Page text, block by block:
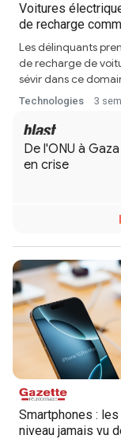
Voitures
de recharge
Les délinquants
de recharge de
sévir dans ce
Technologies 3
Smartphones :
niveau jamais vu